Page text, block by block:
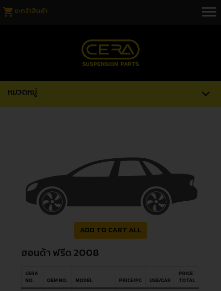
shopping_cart ตะกร้าสินค้า menu
หมวดหมู่ expand_more
ADD TO CART ALL
ฮอนด้า ฟรีด 2008
CERA
NO.
OEM NO. MODEL PRICE/PC USE/CAR
PRICE
TOTAL